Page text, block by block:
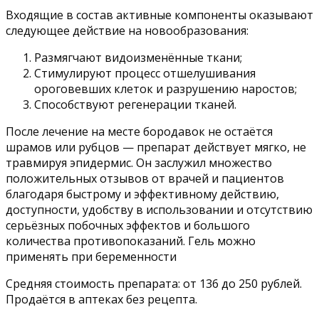
Входящие в состав активные компоненты оказывают
следующее действие на новообразования:
Размягчают видоизменённые ткани;
Стимулируют процесс отшелушивания
ороговевших клеток и разрушению наростов;
Способствуют регенерации тканей.
После лечение на месте бородавок не остаётся
шрамов или рубцов — препарат действует мягко, не
травмируя эпидермис. Он заслужил множество
положительных отзывов от врачей и пациентов
благодаря быстрому и эффективному действию,
доступности, удобству в использовании и отсутствию
серьёзных побочных эффектов и большого
количества противопоказаний. Гель можно
применять при беременности
Средняя стоимость препарата: от 136 до 250 рублей.
Продаётся в аптеках без рецепта.